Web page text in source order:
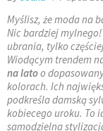
Myślisz, że moda na
Nic bardziej
ubrania, tylko
Wiodącym trendem
na latoo
kolorach. Ich
podkreśla damską
kobiecego uroku. To
samodzielna